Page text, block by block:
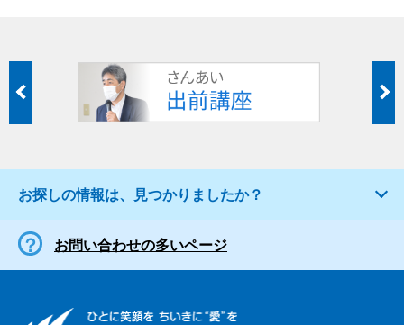
お探しの情報は、見つかりましたか？
お問い合わせの多いページ